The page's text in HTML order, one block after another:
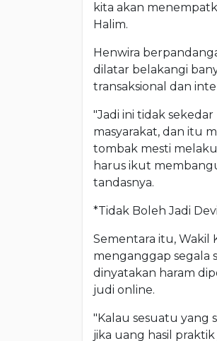
kita akan
Halim.
Henwira
dilatar belakangi
transaksional dan
"Jadi ini tidak sekedar
masyarakat, dan itu
tombak mesti
harus ikut
tandasnya.
*Tidak Boleh Jadi
Sementara itu, Wakil
menganggap segala
dinyatakan haram
judi online.
"Kalau sesuatu yang
jika uang hasil